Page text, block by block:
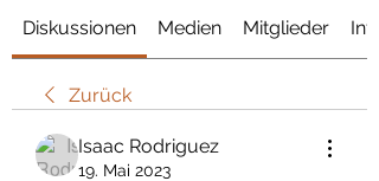
Diskussionen Medien Mitglieder Info
Zurück
Isaac Rodriguez
19. Mai 2023